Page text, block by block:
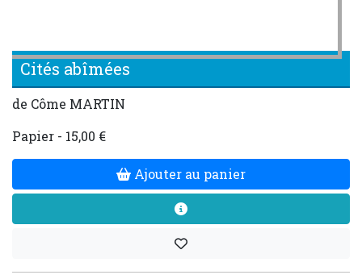
Cités abîmées
de Côme MARTIN
Papier - 15,00 €
Ajouter au panier